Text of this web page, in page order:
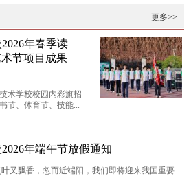
更多>>
年春季读
术节项目成果
术学校校园内彩旗招
节、体育节、技能...
年端午节放假通知
又飘香，忽而近端阳，我们即将迎来我国重要